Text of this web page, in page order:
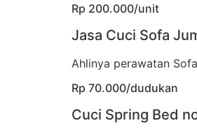
Rp 200.000/unit
Jasa Cuci Sofa
Ahlinya perawatan
Rp 70.000/dudukan
Cuci Spring Bed